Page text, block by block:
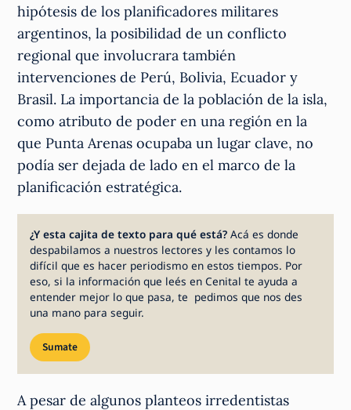
hipótesis de los planificadores militares
argentinos, la posibilidad de un conflicto
regional que involucrara también
intervenciones de Perú, Bolivia, Ecuador y
Brasil. La importancia de la población de la isla,
como atributo de poder en una región en la
que Punta Arenas ocupaba un lugar clave, no
podía ser dejada de lado en el marco de la
planificación estratégica.
¿Y esta cajita de texto para qué está?Acá es donde
despabilamos a nuestros lectores y les contamos lo
difícil que es hacer periodismo en estos tiempos. Por
eso, si la información que leés en Cenital te ayuda a
entender mejor lo que pasa, te pedimos que nos des
una mano para seguir.
Sumate
A pesar de algunos planteos irredentistas